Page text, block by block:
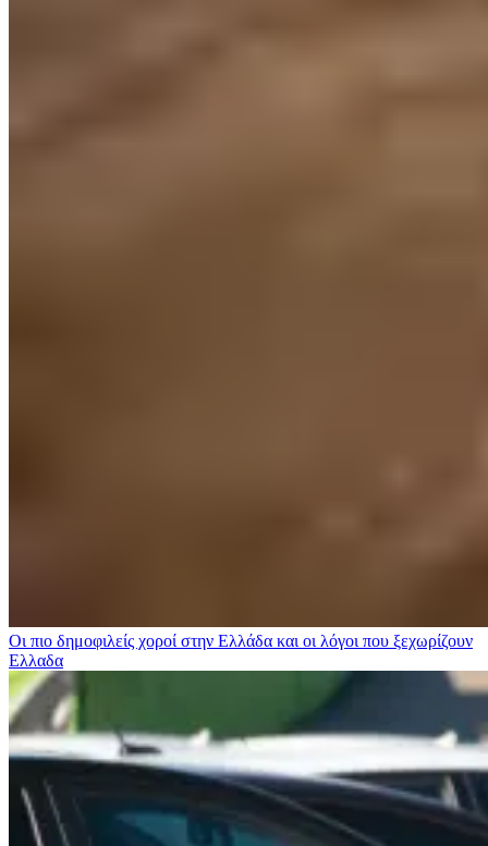
Οι πιο δημοφιλείς χοροί στην Ελλάδα και οι λόγοι που ξεχωρίζουν
Ελλαδα